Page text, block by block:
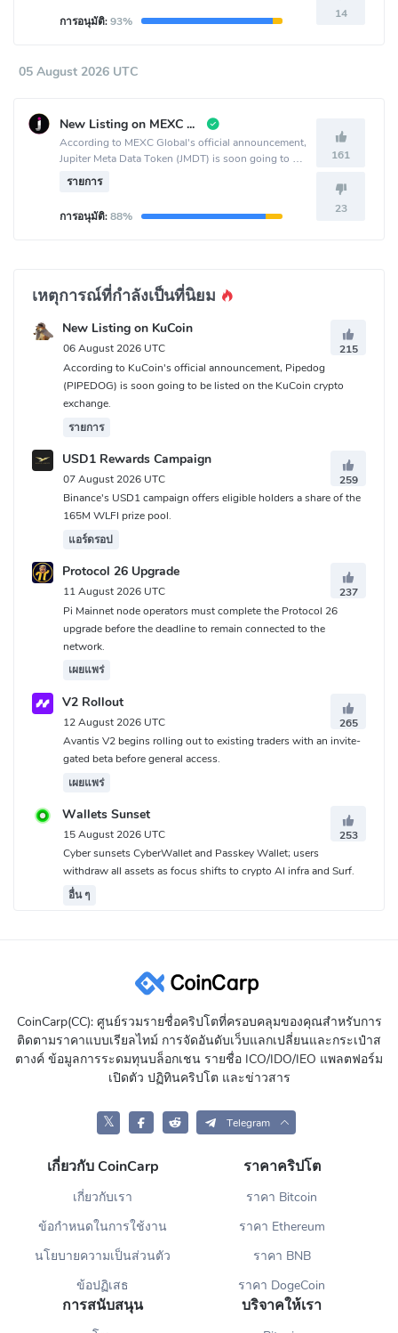
การอนุมัติ:93%
14
05 August 2026 UTC
New Listing on MEXC Global
According to MEXC Global's official announcement,
Jupiter Meta Data Token (JMDT) is soon going to be
รายการ
การอนุมัติ:88%
161
23
เหตุการณ์ที่กำลังเป็นที่นิยม
New Listing on KuCoin
06 August 2026 UTC
215
According to KuCoin's official announcement, Pipedog
(PIPEDOG) is soon going to be listed on the KuCoin crypto
exchange.
รายการ
USD1 Rewards Campaign
07 August 2026 UTC
259
Binance's USD1 campaign offers eligible holders a share of the
165M WLFI prize pool.
แอร์ดรอป
Protocol 26 Upgrade
11 August 2026 UTC
237
Pi Mainnet node operators must complete the Protocol 26
upgrade before the deadline to remain connected to the
network.
เผยแพร่
V2 Rollout
12 August 2026 UTC
265
Avantis V2 begins rolling out to existing traders with an invite-
gated beta before general access.
เผยแพร่
Wallets Sunset
15 August 2026 UTC
253
Cyber sunsets CyberWallet and Passkey Wallet; users
withdraw all assets as focus shifts to crypto AI infra and Surf.
อื่น ๆ
CoinCarp(CC): ศูนย์รวมรายชื่อคริปโตที่ครอบคลุมของคุณสำหรับการ
ติดตามราคาแบบเรียลไทม์ การจัดอันดับเว็บแลกเปลี่ยนและกระเป๋าส
ตางค์ ข้อมูลการระดมทุนบล็อกเชน รายชื่อ ICO/IDO/IEO แพลตฟอร์ม
เปิดตัว ปฏิทินคริปโต และข่าวสาร
𝕏 Telegram
เกี่ยวกับ CoinCarp
เกี่ยวกับเรา
ข้อกำหนดในการใช้งาน
นโยบายความเป็นส่วนตัว
ข้อปฏิเสธ
ราคาคริปโต
ราคา Bitcoin
ราคา Ethereum
ราคา BNB
ราคา DogeCoin
การสนับสนุน บริจาคให้เรา